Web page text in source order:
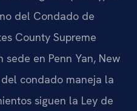
del Condado de
County Supreme
en Penn Yan, New
condado maneja la
siguen la Ley de